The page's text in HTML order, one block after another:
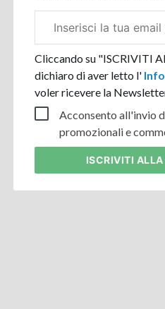
aziendale
Cliccando su "ISCRIVITI
dichiaro di aver letto l'
voler ricevere la
Acconsento all'invio
promozionali e
ISCRIVITI ALLA